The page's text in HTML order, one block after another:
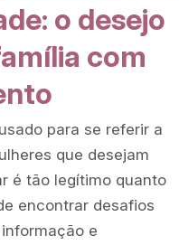
o desejo
com
para se referir a
que desejam
é tão legítimo quanto
encontrar desafios
e